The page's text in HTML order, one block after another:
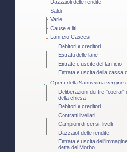
Dazzaioli delle rendite
Saldi
Varie
Cause e liti
Lanificio Cascesi
Debitori e creditori
Estratti delle lane
Entrate e uscite del lanificio
Entrata e uscita della cassa
Opera della Santissima vergine
Deliberazioni dei tre "operai"
della chiesa
Debitori e creditori
Contratti livellari
Campioni di censi, livelli
Dazzaioli delle rendite
Entrata e uscita
detta del Morbo